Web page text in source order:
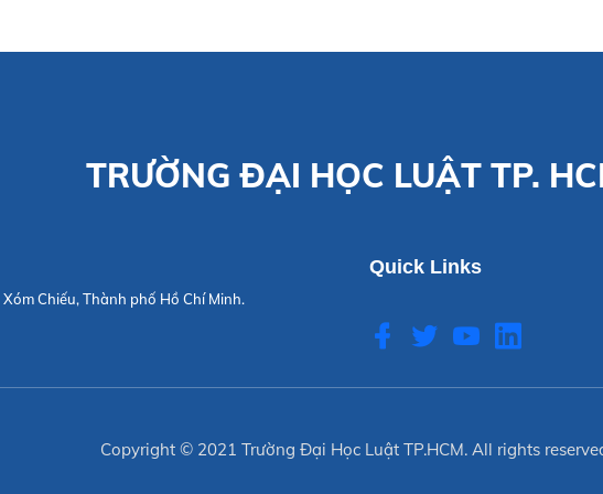
TRƯỜNG ĐẠI HỌC LUẬT TP.
Chiếu, Thành phố Hồ Chí Minh.
Quick Links
Copyright © 2021 Trường Đại Học Luật TP.HCM. All rights